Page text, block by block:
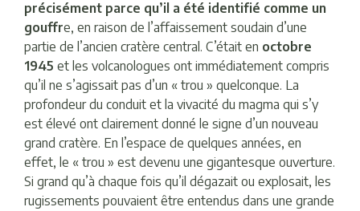
précisément parce qu’il a été identifié comme un
gouffre, en raison de l’affaissement soudain d’une
partie de l’ancien cratère central. C’était en octobre
1945 et les volcanologues ont immédiatement compris
qu’il ne s’agissait pas d’un « trou » quelconque. La
profondeur du conduit et la vivacité du magma qui s’y
est élevé ont clairement donné le signe d’un nouveau
grand cratère. En l’espace de quelques années, en
effet, le « trou » est devenu une gigantesque ouverture.
Si grand qu’à chaque fois qu’il dégazait ou explosait, les
rugissements pouvaient être entendus dans une grande